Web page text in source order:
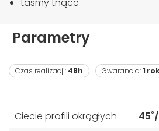
Parametry
Czas realizacji: 48h Gwarancja:1
Ciecie profili okrągłych